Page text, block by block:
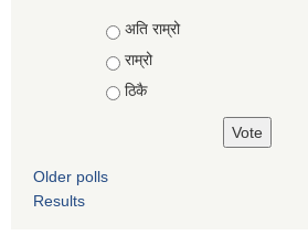
Choices
अति राम्रो
राम्रो
ठिकै
Older polls
Results